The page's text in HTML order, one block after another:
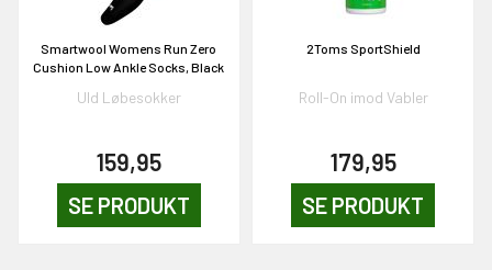
Smartwool Womens Run Zero
Cushion Low Ankle Socks, Black
Uld Løbesokker
159,95
SE PRODUKT
2Toms SportShield
Roll-On imod Vabler
179,95
SE PRODUKT